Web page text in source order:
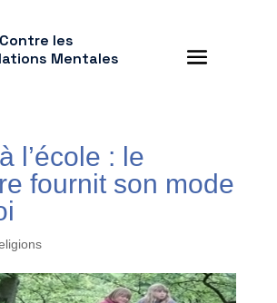
les
Mentales
l’école : le
fournit son mode